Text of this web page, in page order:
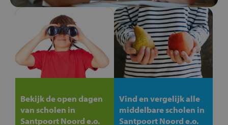
Bekijk de open dagen
van scholen in
Santpoort Noord e.o.
Vind en vergelijk alle
middelbare scholen in
Santpoort Noord e.o.